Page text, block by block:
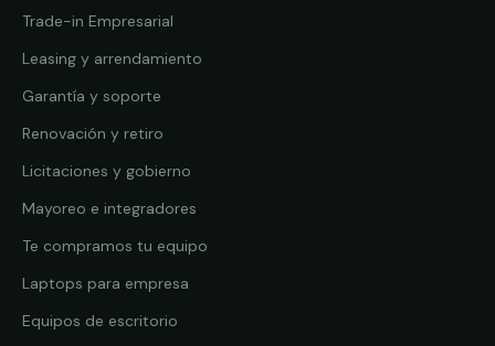
Trade-in Empresarial
Leasing y arrendamiento
Garantía y soporte
Renovación y retiro
Licitaciones y gobierno
Mayoreo e integradores
Te compramos tu equipo
Laptops para empresa
Equipos de escritorio